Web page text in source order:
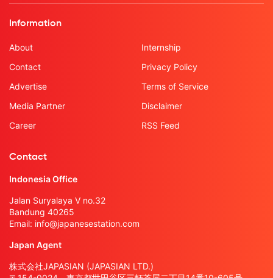
Information
About
Contact
Advertise
Media Partner
Career
Internship
Privacy Policy
Terms of Service
Disclaimer
RSS Feed
Contact
Indonesia Office
Jalan Suryalaya V no.32
Bandung 40265
Email: info@japanesestation.com
Japan Agent
株式会社JAPASIAN (JAPASIAN LTD.)